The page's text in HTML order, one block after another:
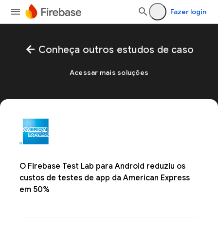
Fazer login
arrow_back Conheça outros estudos de caso
Acessar mais soluções
O Firebase Test Lab para Android reduziu os
custos de testes de app da American Express
em 50%